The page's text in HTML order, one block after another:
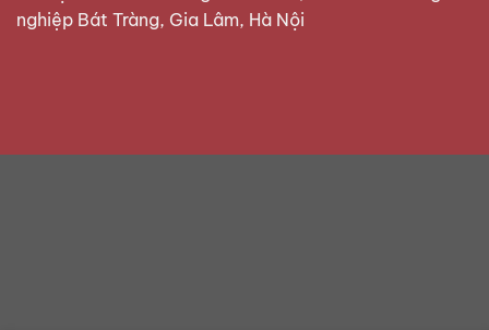
nghiệp Bát Tràng, Gia Lâm, Hà Nội